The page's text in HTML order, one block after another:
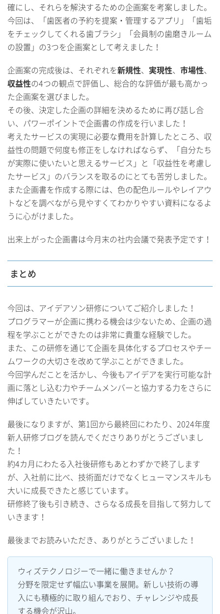
確にし、それらを解決するための企画案を考案しました。
今回は、「歯医者の予約を提案・管理するアプリ」「歯垢
をチェックしてくれる歯ブラシ」「会員制の歯磨きルーム
の設置」の3つを企画案として考えました！
企画案の完成後は、それぞれを新規性、 実現性、 市場性、
収益性の4つの観点で評価し、総合的な評価が最も高かっ
た企画案を選びました。
その後、決定した企画の詳細を決めるために再び話し合
い、パワーポイントで企画書の作成を行いました！
考えたサービスの実現に必要な費用を計算したところ、収
益性の問題で何度も修正をしなければならず、「自分たち
が実際に使いたいと思えるサービス」と「収益性を考慮し
たサービス」のバランスを取るのにとても苦労しました。
また企画書を作成する際には、色の配色ルールやレイアウ
トなどを調べながら見やすくてわかりやすい資料になるよ
うに心がけました。
出来上がった企画書は今月末の社内会議で発表予定です！
まとめ
今回は、アイデアソン研修についてご紹介しました！
プログラマーが企画に携わる機会は少ないため、企画の過
程を学ぶことができたのは非常に貴重な経験でした。
また、この研修を通じて企画を具体化するプロセスやチー
ムワークの大切さを改めて学ぶことができました。
今回学んだことを活かし、今後もアイデアを実行可能な計
画に落とし込む力やチームメンバーと協力する力をさらに
伸ばしていきたいです。
最後になりますが、第1回から最終回にわたり、2024年度
新人研修ブログを読んでくださりありがとうございまし
た！
約4カ月にわたる入社後研修もあとわずかで終了します
が、入社前に比べ、技術面だけでなくヒューマンスキルも
大いに成長できたと感じています。
研修終了後も引き続き、さらなる成長を目指して努力して
いきます！
最後までお読みいただき、ありがとうございました！
ウィズテクノロジーで一緒に働きませんか？
分野を限定せず幅広い事業を展開。新しい技術の導
入にも積極的に取り組んでおり、チャレンジや成長
する機会が沢山。